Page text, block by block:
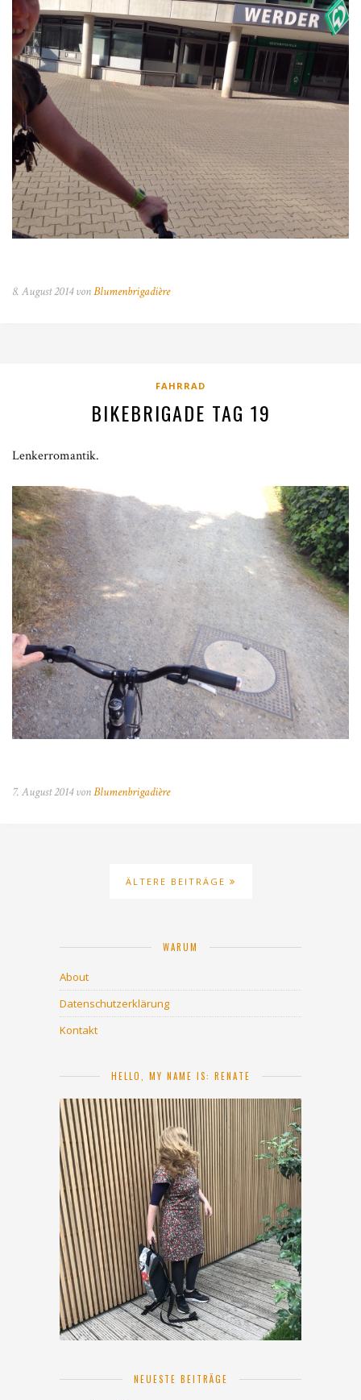
8. August 2014 vonBlumenbrigadière
FAHRRAD
BIKEBRIGADE TAG 19
Lenkerromantik.
7. August 2014 vonBlumenbrigadière
ÄLTERE BEITRÄGE
WARUM
About
Datenschutzerklärung
Kontakt
HELLO, MY NAME IS: RENATE
NEUESTE BEITRÄGE